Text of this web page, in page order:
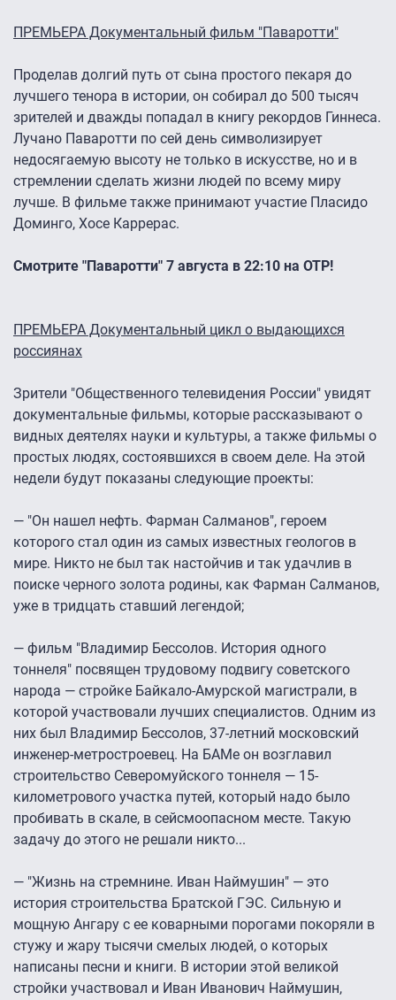
ПРЕМЬЕРА Документальный фильм "Паваротти"
Проделав долгий путь от сына простого пекаря до
лучшего тенора в истории, он собирал до 500 тысяч
зрителей и дважды попадал в книгу рекордов Гиннеса.
Лучано Паваротти по сей день символизирует
недосягаемую высоту не только в искусстве, но и в
стремлении сделать жизни людей по всему миру
лучше. В фильме также принимают участие Пласидо
Доминго, Хосе Каррерас.
Смотрите "Паваротти" 7 августа в 22:10 на ОТР!
ПРЕМЬЕРА Документальный цикл о выдающихся
россиянах
Зрители "Общественного телевидения России" увидят
документальные фильмы, которые рассказывают о
видных деятелях науки и культуры, а также фильмы о
простых людях, состоявшихся в своем деле. На этой
недели будут показаны следующие проекты:
— "Он нашел нефть. Фарман Салманов", героем
которого стал один из самых известных геологов в
мире. Никто не был так настойчив и так удачлив в
поиске черного золота родины, как Фарман Салманов,
уже в тридцать ставший легендой;
— фильм "Владимир Бессолов. История одного
тоннеля" посвящен трудовому подвигу советского
народа — стройке Байкало-Амурской магистрали, в
которой участвовали лучших специалистов. Одним из
них был Владимир Бессолов, 37-летний московский
инженер-метростроевец. На БАМе он возглавил
строительство Северомуйского тоннеля — 15-
километрового участка путей, который надо было
пробивать в скале, в сейсмоопасном месте. Такую
задачу до этого не решали никто...
— "Жизнь на стремнине. Иван Наймушин" — это
история строительства Братской ГЭС. Сильную и
мощную Ангару с ее коварными порогами покоряли в
стужу и жару тысячи смелых людей, о которых
написаны песни и книги. В истории этой великой
стройки участвовал и Иван Иванович Наймушин,